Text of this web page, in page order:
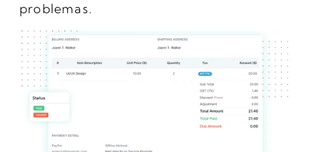
problemas.